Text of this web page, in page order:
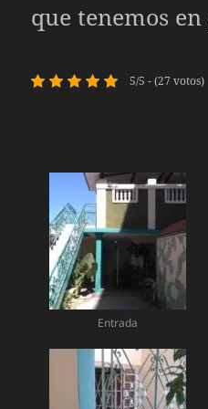
que tenemos en
5/5 - (27 votos)
Entrada